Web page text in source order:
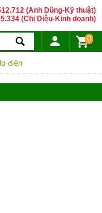
(Anh Dũng-Kỹ thuật)
(Chị Diệu-Kinh doanh)
0
điện